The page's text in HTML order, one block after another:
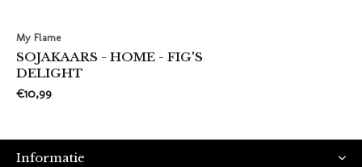
My Flame
SOJAKAARS - HOME - FIG'S
DELIGHT
€10,99
Informatie